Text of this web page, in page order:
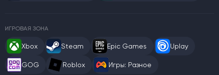
ИГРОВАЯ ЗОНА
Xbox Steam Epic Games Uplay
GOG Roblox Игры: Разное